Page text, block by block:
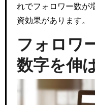
れでフォロワー数が
資効果があります。
フォロワ
数字を伸